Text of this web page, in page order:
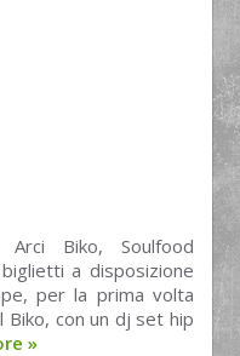
Biko, Soulfood
a disposizione
per la prima volta
Biko, con un dj set hip
»